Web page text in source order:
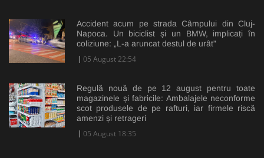
Accident acum pe strada Câmpului din Cluj-
Napoca. Un biciclist și un BMW, implicați în
coliziune: „L-a aruncat destul de urât”
05 August 22:54
Regulă nouă de pe 12 august pentru toate
magazinele și fabricile: Ambalajele neconforme
scot produsele de pe rafturi, iar firmele riscă
amenzi și retrageri
05 August 18:35